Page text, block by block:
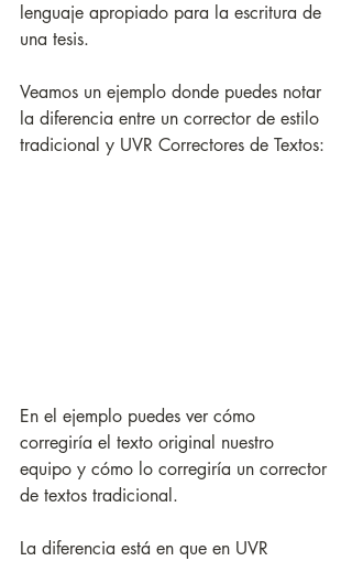
lenguaje apropiado para la escritura de
una tesis.
Veamos un ejemplo donde puedes notar
la diferencia entre un corrector de estilo
tradicional y UVR Correctores de Textos:
En el ejemplo puedes ver cómo
corregiría el texto original nuestro
equipo y cómo lo corregiría un corrector
de textos tradicional.
La diferencia está en que en UVR